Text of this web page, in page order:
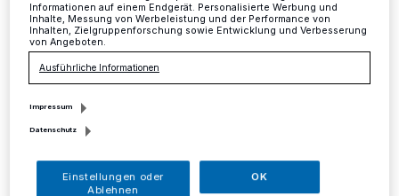
Mettmann·Am Donnerstag, in der Zeit zwischen 8 und
13.35 Uhr, beschädigten Unbekannte mit ihrem
Fahrzeug einen schwarzen Mazda an der hinteren
Beifahrertür und entfernten sich dann, ohne eine
Schadensregulierung einzuleiten.
01.10.2018 , 16:06 Uhr Eine Minute Lesezeit
Informationen auf einem Endgerät. Personalisierte Werbung und
Inhalte, Messung von Werbeleistung und der Performance von
Inhalten, Zielgruppenforschung sowie Entwicklung und Verbesserung
von Angeboten.
Ausführliche Informationen
Impressum
Datenschutz
Einstellungen oder
Ablehnen
OK